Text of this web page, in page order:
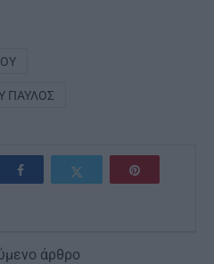
ΠΑΎΛΟΣ
άρθρο